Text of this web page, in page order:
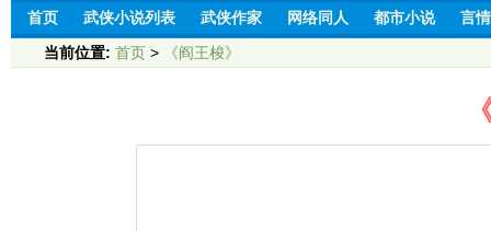
首页 武侠小说列表 武侠作家 网络同人 都市小说 言
当前位置: 首页 > 《阎王梭》